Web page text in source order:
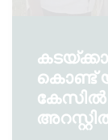
കൊണ്ട്
കേസിൽ